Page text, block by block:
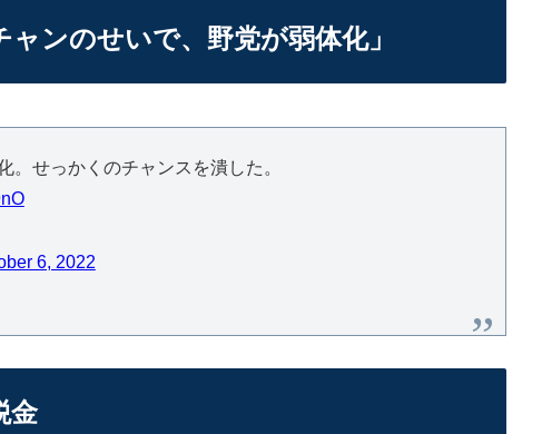
ンのせいで、野党が弱体化」
。せっかくのチャンスを潰した。
6, 2022
金